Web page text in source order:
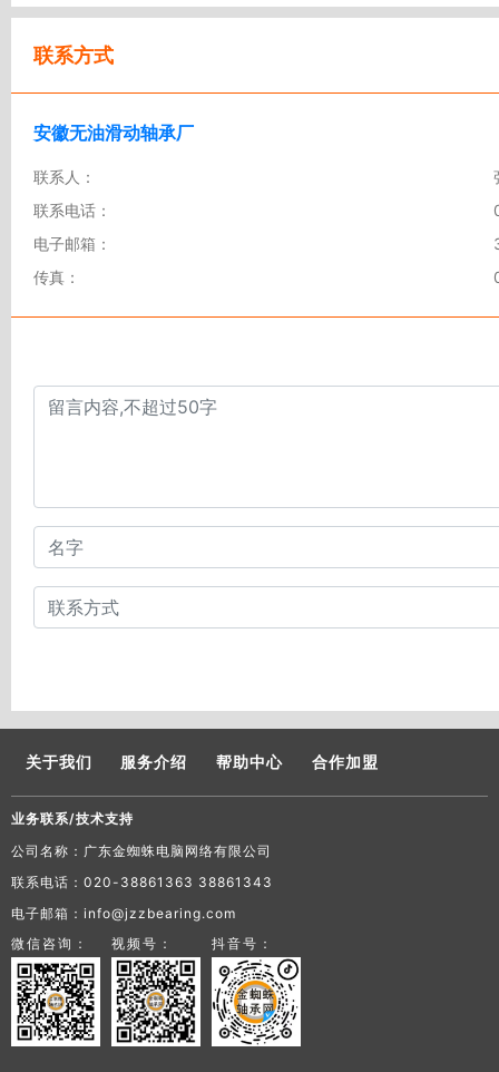
联系方式
安徽无油滑动轴承厂
联系人：
联系电话：
电子邮箱：
传真：
关于我们 服务介绍 帮助中心 合作加盟
业务联系/技术支持
公司名称：广东金蜘蛛电脑网络有限公司
联系电话：020-38861363 38861343
电子邮箱：info@jzzbearing.com
微信咨询：
视频号： 抖音号：